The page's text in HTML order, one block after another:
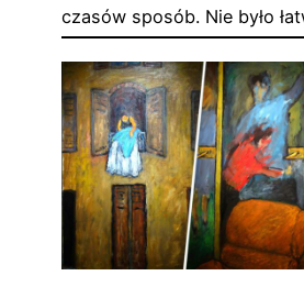
czasów sposób. Nie było